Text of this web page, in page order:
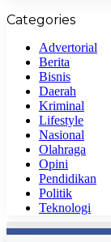
Categories
Advertorial
Berita
Bisnis
Daerah
Kriminal
Lifestyle
Nasional
Olahraga
Opini
Pendidikan
Politik
Teknologi